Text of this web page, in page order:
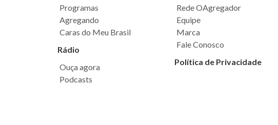
Programas
Agregando
Caras do Meu Brasil
Rádio
Ouça agora
Podcasts
Rede OAgregador
Equipe
Marca
Fale Conosco
Política de Privacidade